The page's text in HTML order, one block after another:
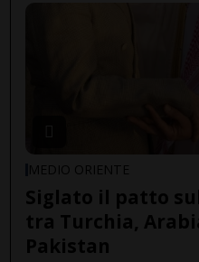
MEDIO ORIENTE
Siglato il patto
tra Turchia,
Pakistan